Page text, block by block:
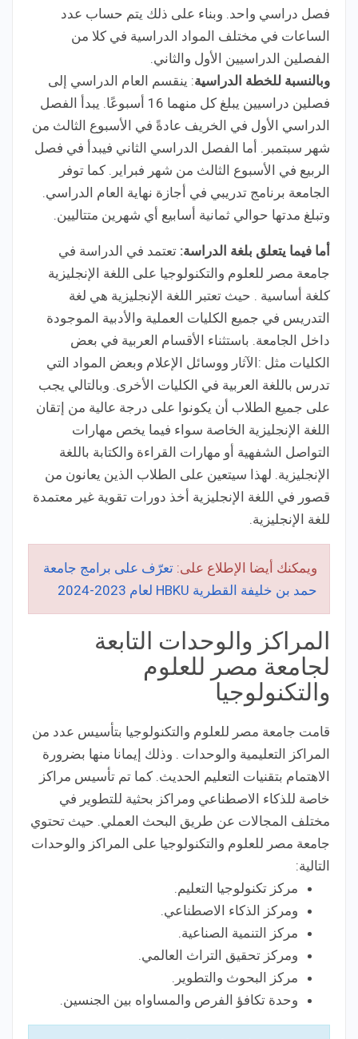
فصل دراسي واحد. وبناء على ذلك يتم حساب عدد
الساعات في مختلف المواد الدراسية في كلا من
الفصلين الدراسيين الأول والثاني.
وبالنسبة للخطة الدراسية: ينقسم العام الدراسي إلى
فصلين دراسيين يبلغ كل منهما 16 أسبوعًا. يبدأ الفصل
الدراسي الأول في الخريف عادةً في الأسبوع الثالث من
شهر سبتمبر. أما الفصل الدراسي الثاني فيبدأ في فصل
الربيع في الأسبوع الثالث من شهر فبراير. كما توفر
الجامعة برنامج تدريبي في أجازة نهاية العام الدراسي.
وتبلغ مدتها حوالي ثمانية أسابيع أي شهرين متتاليين.
أما فيما يتعلق بلغة الدراسة: تعتمد في الدراسة في
جامعة مصر للعلوم والتكنولوجيا على اللغة الإنجليزية
كلغة أساسية . حيث تعتبر اللغة الإنجليزية هي لغة
التدريس في جميع الكليات العملية والأدبية الموجودة
داخل الجامعة. باستثناء الأقسام العربية في بعض
الكليات مثل :الآثار ووسائل الإعلام وبعض المواد التي
تدرس باللغة العربية في الكليات الأخرى. وبالتالي يجب
على جميع الطلاب أن يكونوا على درجة عالية من إتقان
اللغة الإنجليزية الخاصة سواء فيما يخص مهارات
التواصل الشفهية أو مهارات القراءة والكتابة باللغة
الإنجليزية. لهذا سيتعين على الطلاب الذين يعانون من
قصور في اللغة الإنجليزية أخذ دورات تقوية غير معتمدة
للغة الإنجليزية.
ويمكنك أيضا الإطلاع على: تعرّف على برامج جامعة
حمد بن خليفة القطرية HBKU لعام 2023-2024
المراكز والوحدات التابعة
لجامعة مصر للعلوم
والتكنولوجيا
قامت جامعة مصر للعلوم والتكنولوجيا بتأسيس عدد من
المراكز التعليمية والوحدات . وذلك إيمانا منها بضرورة
الاهتمام بتقنيات التعليم الحديث. كما تم تأسيس مراكز
خاصة للذكاء الاصطناعي ومراكز بحثية للتطوير في
مختلف المجالات عن طريق البحث العملي. حيث تحتوي
جامعة مصر للعلوم والتكنولوجيا على المراكز والوحدات
التالية:
مركز تكنولوجيا التعليم.
ومركز الذكاء الاصطناعي.
مركز التنمية الصناعية.
ومركز تحقيق التراث العالمي.
مركز البحوث والتطوير.
وحدة تكافؤ الفرص والمساواه بين الجنسين.